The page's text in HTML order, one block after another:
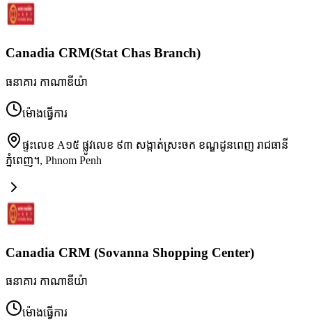
Canadia CRM(Stat Chas Branch)
ធនាគារ កាណាឌីយ៉ា
ម៉ោងធ្វើការ
ផ្ទះលេខ A១៥ ផ្លូវលេខ ៩៣ សង្កាត់ស្រះចក ខណ្ឌដូនពេញ រាជធានី
ភ្នំពេញ។, Phnom Penh
Canadia CRM (Sovanna Shopping Center)
ធនាគារ កាណាឌីយ៉ា
ម៉ោងធ្វើការ